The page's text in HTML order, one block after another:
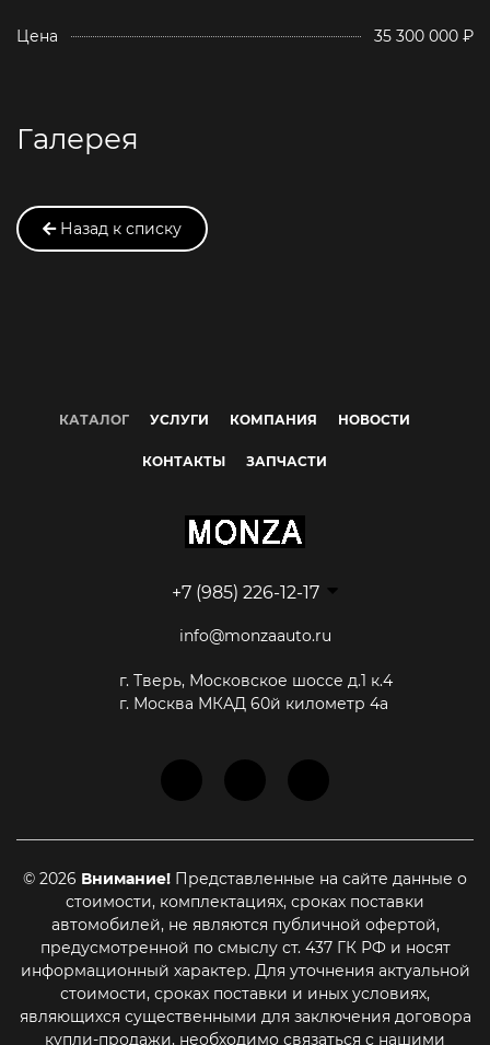
Цена 35 300 000 ₽
Галерея
Назад к списку
КАТАЛОГ УСЛУГИ КОМПАНИЯ НОВОСТИ
КОНТАКТЫ ЗАПЧАСТИ
+7 (985) 226-12-17
info@monzaauto.ru
г. Тверь, Московское шоссе д.1 к.4
г. Москва МКАД 60й километр 4а
© 2026 Внимание! Представленные на сайте данные о
стоимости, комплектациях, сроках поставки
автомобилей, не являются публичной офертой,
предусмотренной по смыслу ст. 437 ГК РФ и носят
информационный характер. Для уточнения актуальной
стоимости, сроках поставки и иных условиях,
являющихся существенными для заключения договора
купли-продажи, необходимо связаться с нашими